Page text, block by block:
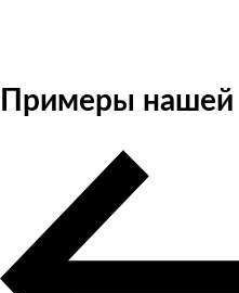
Примеры нашей